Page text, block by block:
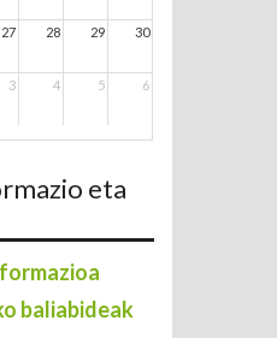
27 28 29 30
3 4 5 6
eta
baliabideak